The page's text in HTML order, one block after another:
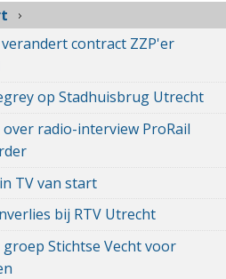
contract ZZP'er
op Stadhuisbrug Utrecht
radio-interview ProRail
TV van start
bij RTV Utrecht
Stichtse Vecht voor